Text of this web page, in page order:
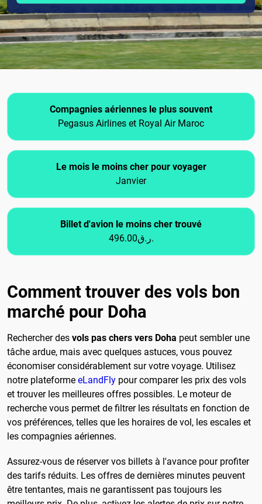
Compagnies aériennes le plus souvent
Pegasus Airlines et Royal Air Maroc
Le mois le moins cher pour voyager
Janvier
Billet d'avion le moins cher trouvé
496.00ر.ق.
Comment trouver des vols bon
marché pour Doha
Rechercher des vols pas chers vers Doha peut sembler une
tâche ardue, mais avec quelques astuces, vous pouvez
économiser considérablement sur votre voyage. Utilisez
notre plateforme eLandFly pour comparer les prix des vols
et trouver les meilleures offres possibles. Le moteur de
recherche vous permet de filtrer les résultats en fonction de
vos préférences, telles que les horaires de vol, les escales et
les compagnies aériennes.
Assurez-vous de réserver vos billets à l'avance pour profiter
des tarifs réduits. Les offres de dernières minutes peuvent
être tentantes, mais ne garantissent pas toujours les